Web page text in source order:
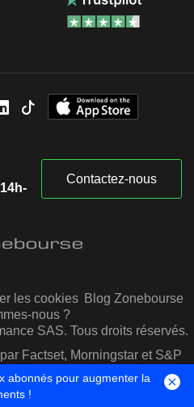
Contactez-nous
les cookies Blog Zonebourse
nous ?
SAS. Tous droits réservés.
Factset, Morningstar et S&P
IQ
abonnés pour augmenter la
!